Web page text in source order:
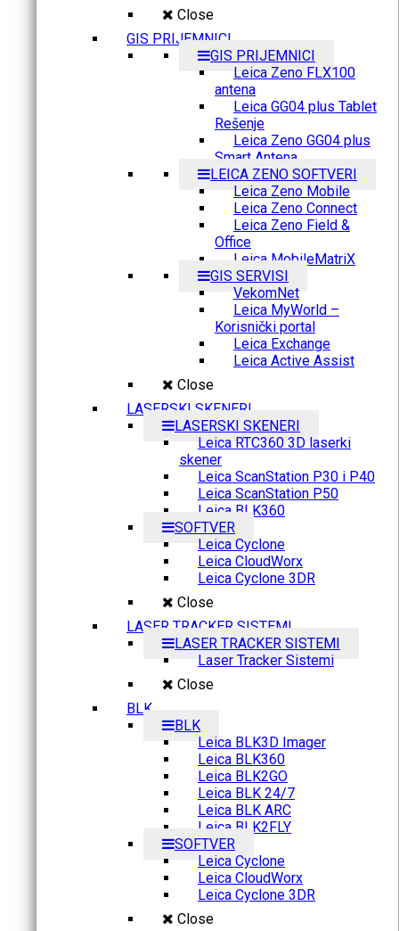
Close
GIS PRIJEMNICI
GIS PRIJEMNICI
Leica Zeno FLX100
antena
Leica GG04 plus Tablet
Rešenje
Leica Zeno GG04 plus
Smart Antena
LEICA ZENO SOFTVERI
Leica Zeno Mobile
Leica Zeno Connect
Leica Zeno Field &
Office
Leica MobileMatriX
GIS SERVISI
VekomNet
Leica MyWorld –
Korisnički portal
Leica Exchange
Leica Active Assist
Close
LASERSKI SKENERI
LASERSKI SKENERI
Leica RTC360 3D laserki
skener
Leica ScanStation P30 i P40
Leica ScanStation P50
Leica BLK360
SOFTVER
Leica Cyclone
Leica CloudWorx
Leica Cyclone 3DR
Close
LASER TRACKER SISTEMI
LASER TRACKER SISTEMI
Laser Tracker Sistemi
Close
BLK
BLK
Leica BLK3D Imager
Leica BLK360
Leica BLK2GO
Leica BLK 24/7
Leica BLK ARC
Leica BLK2FLY
SOFTVER
Leica Cyclone
Leica CloudWorx
Leica Cyclone 3DR
Close